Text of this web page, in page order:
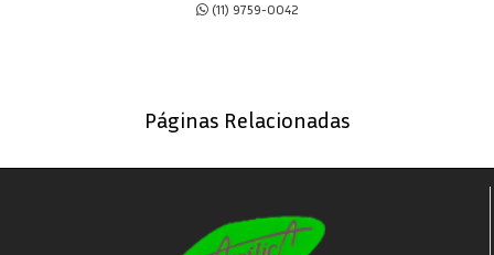
(11) 9759-0042
Páginas Relacionadas